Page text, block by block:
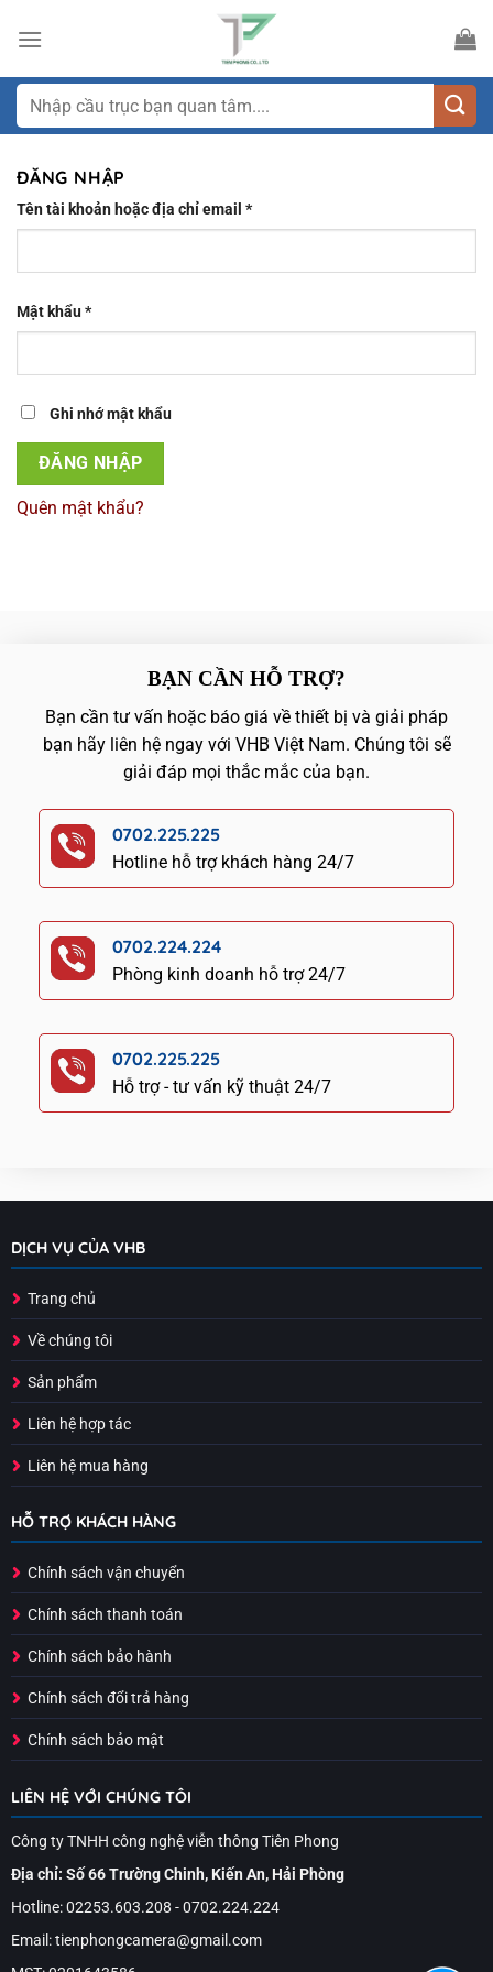
qua
dungTìm
kiếm:
ĐĂNG NHẬP
Tên tài khoản hoặc địa chỉ email *Bắt
buộc
Mật khẩu*Bắt
buộc
Ghi nhớ mật khẩu
ĐĂNG NHẬP
Quên mật khẩu?
BẠN CẦN HỖ TRỢ?
Bạn cần tư vấn hoặc báo giá về thiết bị và giải pháp
bạn hãy liên hệ ngay với VHB Việt Nam. Chúng tôi sẽ
giải đáp mọi thắc mắc của bạn.
0702.225.225
Hotline hỗ trợ khách hàng 24/7
0702.224.224
Phòng kinh doanh hỗ trợ 24/7
0702.225.225
Hỗ trợ - tư vấn kỹ thuật 24/7
DỊCH VỤ CỦA VHB
Trang chủ
Về chúng tôi
Sản phẩm
Liên hệ hợp tác
Liên hệ mua hàng
HỖ TRỢ KHÁCH HÀNG
Chính sách vận chuyển
Chính sách thanh toán
Chính sách bảo hành
Chính sách đổi trả hàng
Chính sách bảo mật
LIÊN HỆ VỚI CHÚNG TÔI
Công ty TNHH công nghệ viễn thông Tiên Phong
Địa chỉ: Số 66 Trường Chinh, Kiến An, Hải Phòng
Hotline: 02253.603.208 - 0702.224.224
Email: tienphongcamera@gmail.com